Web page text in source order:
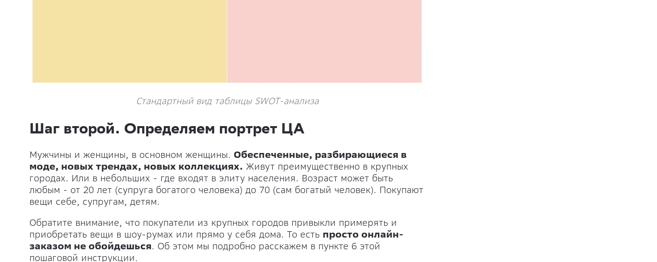
Стандартный вид таблицы SWOT-анализа
Шаг второй. Определяем портрет ЦА
Мужчины и женщины, в основном женщины. Обеспеченные, разбирающиеся в
моде, новых трендах, новых коллекциях. Живут преимущественно в крупных
городах. Или в небольших - где входят в элиту населения. Возраст может быть
любым - от 20 лет (супруга богатого человека) до 70 (сам богатый человек). Покупают
вещи себе, супругам, детям.
Обратите внимание, что покупатели из крупных городов привыкли примерять и
приобретать вещи в шоу-румах или прямо у себя дома. То есть просто онлайн-
заказом не обойдешься. Об этом мы подробно расскажем в пункте 6 этой
пошаговой инструкции.